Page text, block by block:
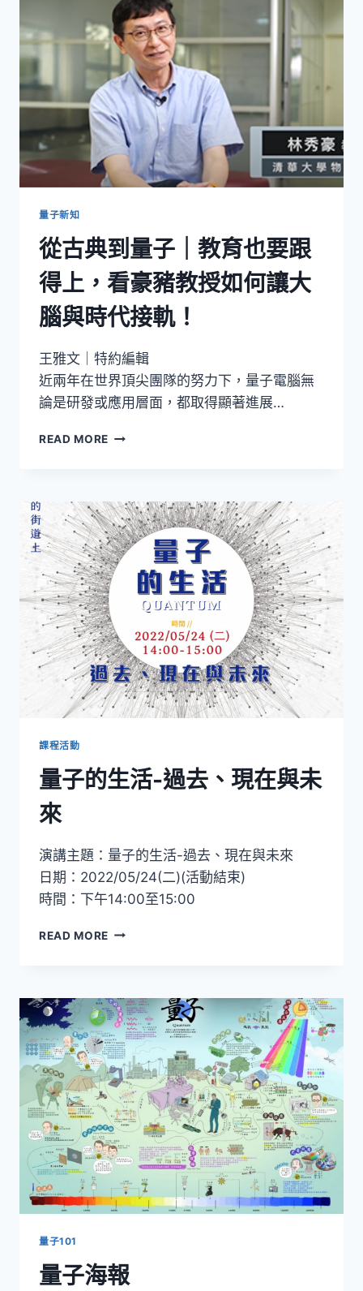
USING
QUANTUM
DEVICES
WITH
MORE
THAN
100
QUBITS
量子新知
從古典到量子｜教育也要跟
得上，看豪豬教授如何讓大
腦與時代接軌！
王雅文｜特約編輯
近兩年在世界頂尖團隊的努力下，量子電腦無
論是研發或應用層面，都取得顯著進展…
READ MORE 從
量
子
｜
教
育
也
要
跟
得
上，
看
豪
豬
何
時
代
接
課程活動
量子的生活-過去、現在與未
來
演講主題：量子的生活-過去、現在與未來
日期：2022/05/24(二)(活動結束)
時間：下午14:00至15:00
READ MORE 量
活-
過
去、
現
在
與
未
來
量子101
量子海報